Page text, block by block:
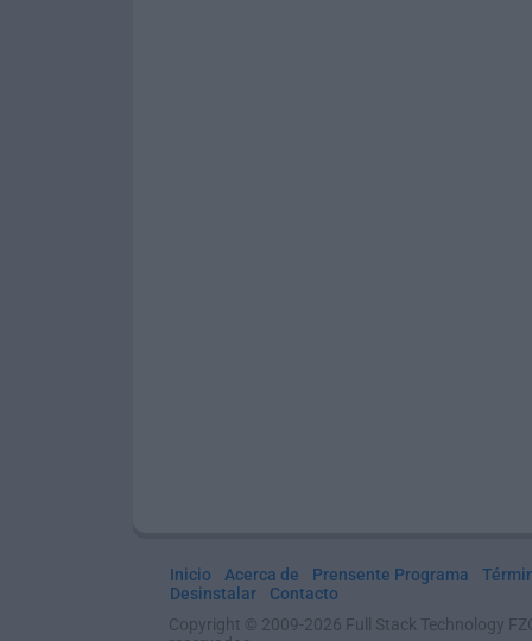
Inicio Acerca de Prensente Programa
Desinstalar
Contacto
Copyright © 2009-2026 Full Stack Technology